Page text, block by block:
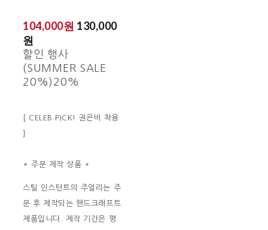
104,000원 130,000
원
할인 행사
(SUMMER SALE
20%) 20%
[ CELEB PICK! 권은비 착용
* 주문 제작 상품 *
스틸 인스턴트의 주얼리는 주
문 후 제작되는 핸드크래프트
제품입니다. 제작 기간은 평